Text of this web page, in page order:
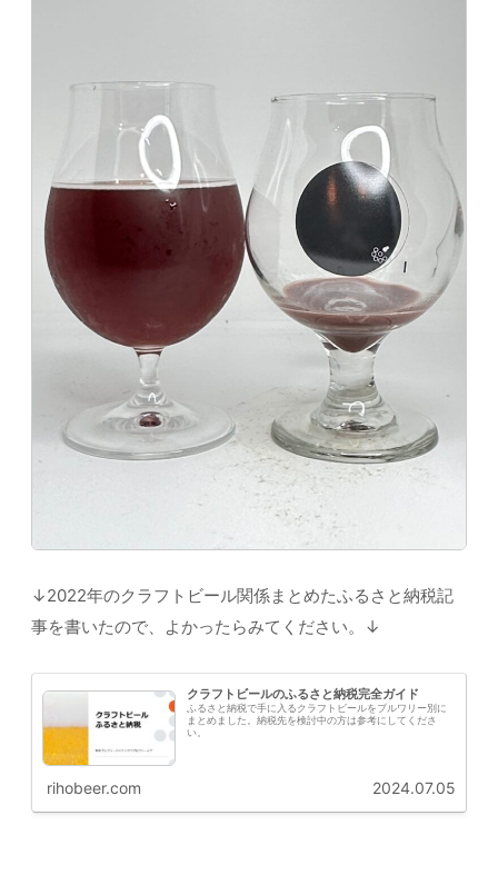
↓2022年のクラフトビール関係まとめたふるさと納税記
事を書いたので、よかったらみてください。↓
クラフトビールのふるさと納税完全ガイド
ふるさと納税で手に入るクラフトビールをブルワリー別に
まとめました。納税先を検討中の方は参考にしてくださ
い。
rihobeer.com 2024.07.05